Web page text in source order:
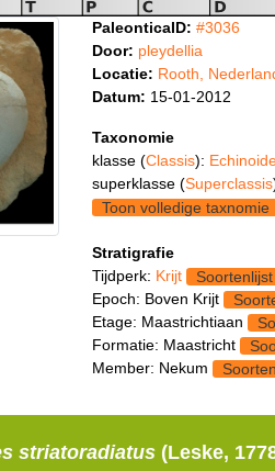
PaleonticaID: #3036
Door: pleydellia
Locatie: Rooth,
Datum: 15-01-2012
Taxonomie
klasse (Classis):
superklasse (Superclassis
Toon volledige taxnomie
Stratigrafie
Tijdperk: Krijt
Soortenlijst
Epoch: Boven Krijt
Etage: Maastrichtiaan
Formatie: Maastricht
Member: Nekum
striatoradiatus (Leske,